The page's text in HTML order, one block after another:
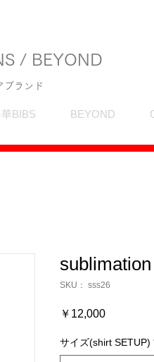
/ BEYOND
ブランド
BIBS BEYOND
SKU： sss26
￥12,000価
サイズ(shirt SETUP)